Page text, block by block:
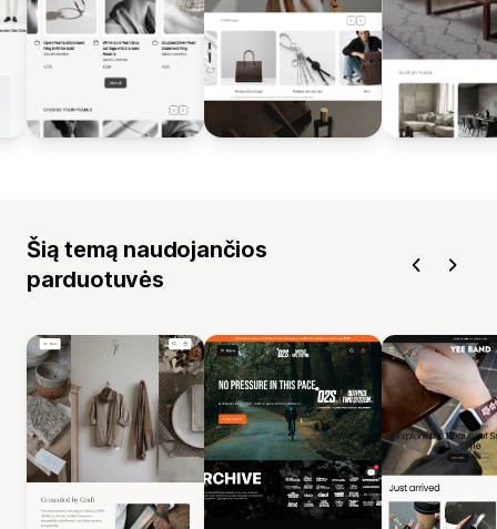
Šią temą naudojančios
parduotuvės